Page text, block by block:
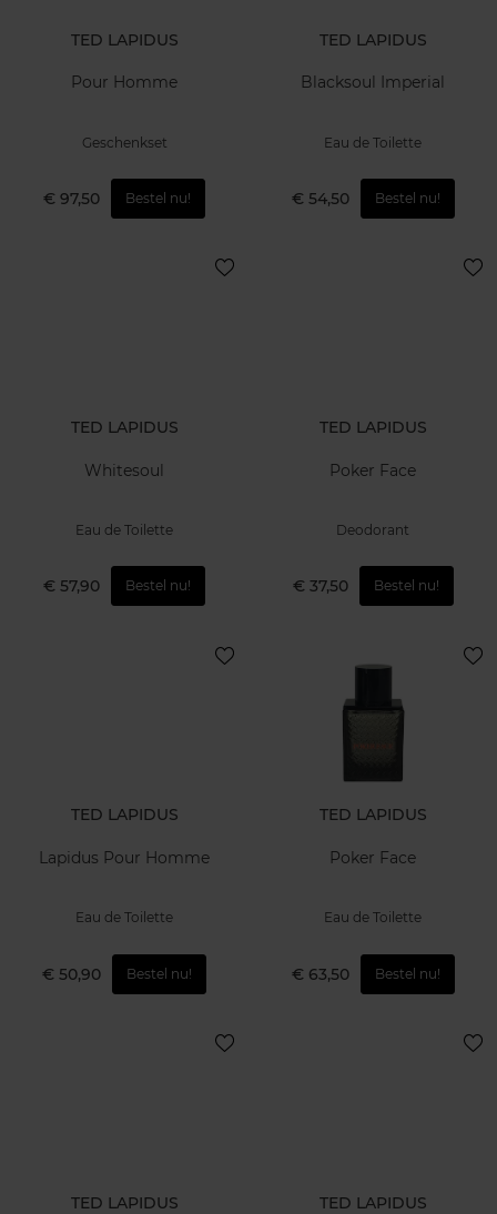
TED LAPIDUS
Pour Homme
Geschenkset
€ 97,50 Bestel nu!
TED LAPIDUS
Blacksoul Imperial
Eau de Toilette
€ 54,50 Bestel nu!
TED LAPIDUS
Whitesoul
Eau de Toilette
€ 57,90 Bestel nu!
TED LAPIDUS
Poker Face
Deodorant
€ 37,50 Bestel nu!
TED LAPIDUS
Lapidus Pour Homme
Eau de Toilette
€ 50,90 Bestel nu!
TED LAPIDUS
Poker Face
Eau de Toilette
€ 63,50 Bestel nu!
TED LAPIDUS TED LAPIDUS